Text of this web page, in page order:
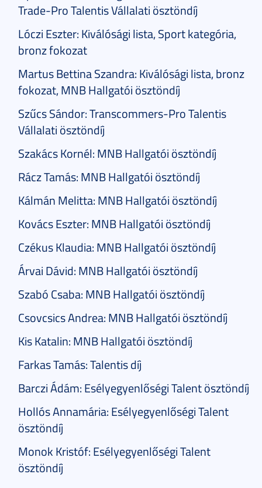
Trade-Pro Talentis Vállalati ösztöndíj
Lóczi Eszter: Kiválósági lista, Sport kategória,
bronz fokozat
Martus Bettina Szandra: Kiválósági lista, bronz
fokozat, MNB Hallgatói ösztöndíj
Szűcs Sándor: Transcommers-Pro Talentis
Vállalati ösztöndíj
Szakács Kornél: MNB Hallgatói ösztöndíj
Rácz Tamás: MNB Hallgatói ösztöndíj
Kálmán Melitta: MNB Hallgatói ösztöndíj
Kovács Eszter: MNB Hallgatói ösztöndíj
Czékus Klaudia: MNB Hallgatói ösztöndíj
Árvai Dávid: MNB Hallgatói ösztöndíj
Szabó Csaba: MNB Hallgatói ösztöndíj
Csovcsics Andrea: MNB Hallgatói ösztöndíj
Kis Katalin: MNB Hallgatói ösztöndíj
Farkas Tamás: Talentis díj
Barczi Ádám: Esélyegyenlőségi Talent ösztöndíj
Hollós Annamária: Esélyegyenlőségi Talent
ösztöndíj
Monok Kristóf: Esélyegyenlőségi Talent
ösztöndíj